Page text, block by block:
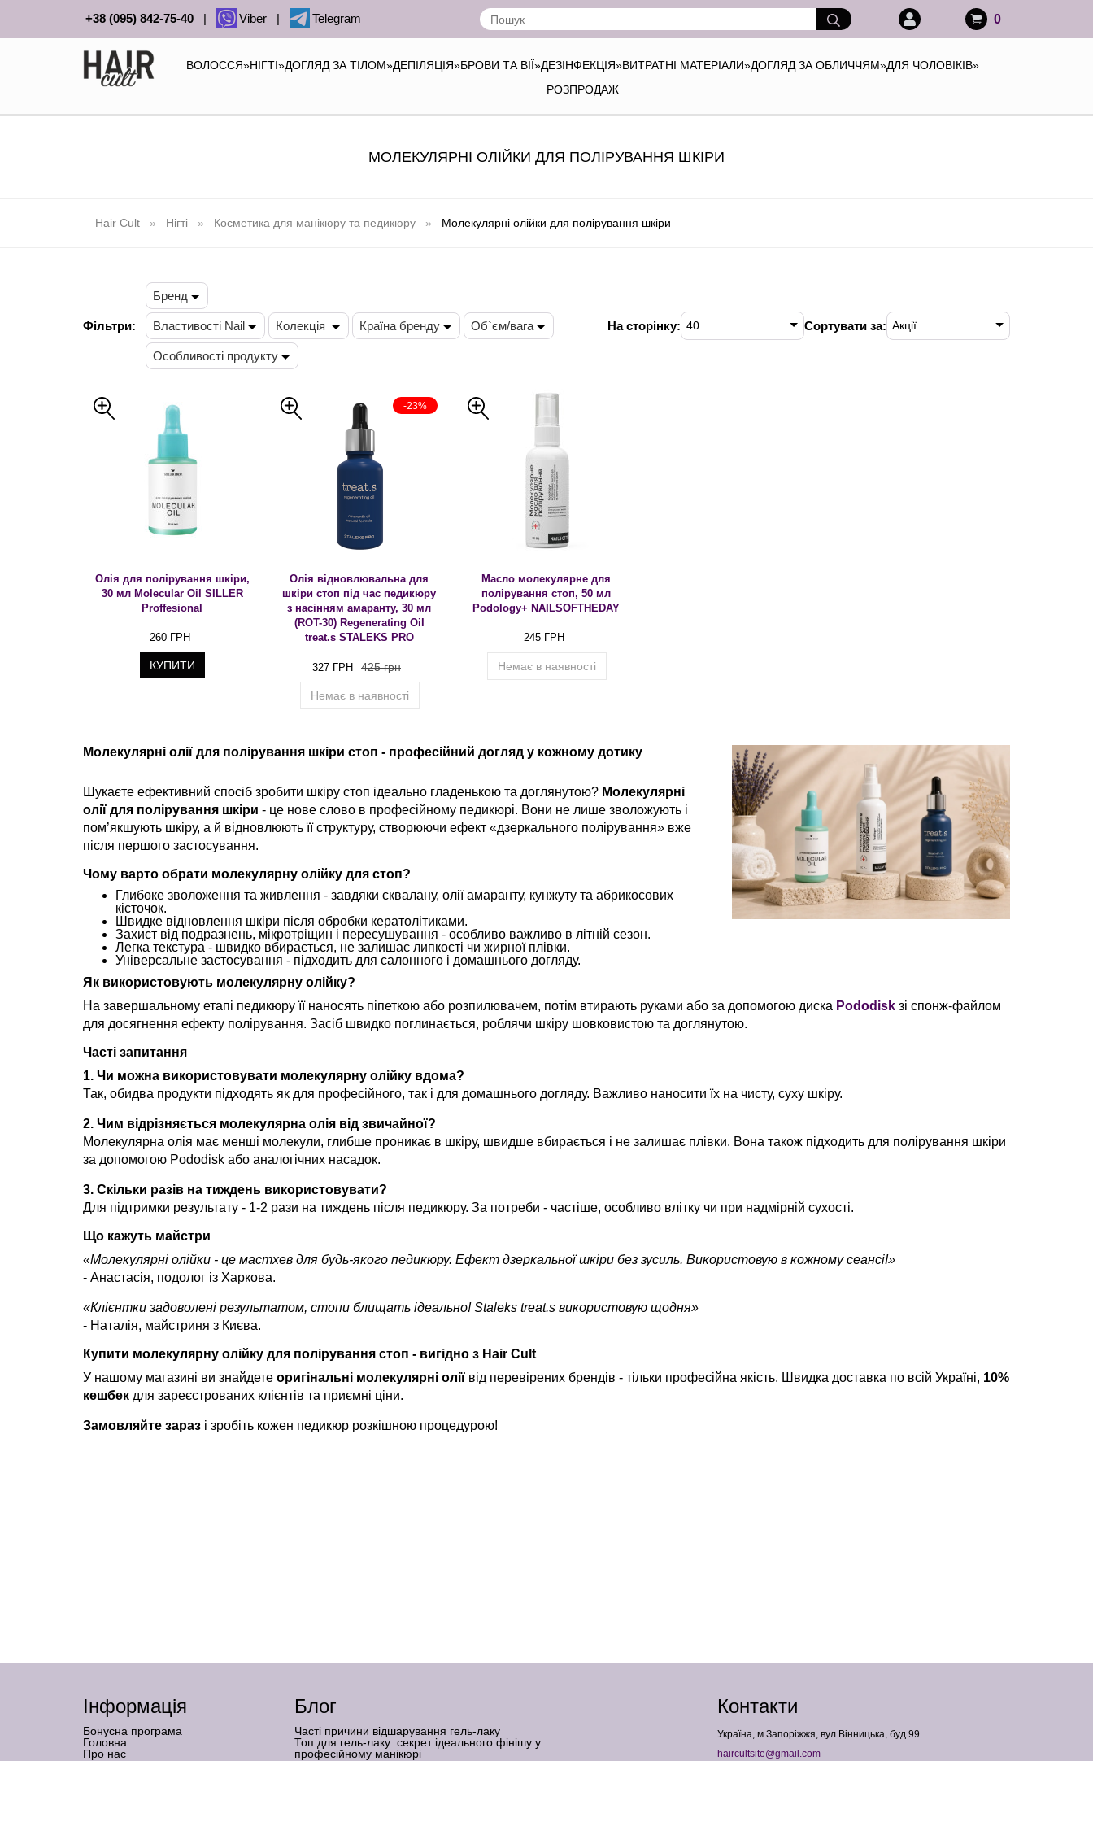
+38 (095) 842-75-40 | Viber | Telegram 0
ВОЛОССЯ»НІГТІ»ДОГЛЯД ЗА ТІЛОМ»ДЕПІЛЯЦІЯ»БРОВИ ТА ВІЇ»ДЕЗІНФЕКЦІЯ»ВИТРАТНІ МАТЕРІАЛИ»ДОГЛЯД ЗА ОБЛИЧЧЯМ»ДЛЯ ЧОЛОВІКІВ»
РОЗПРОДАЖ
МОЛЕКУЛЯРНІ ОЛІЙКИ ДЛЯ ПОЛІРУВАННЯ ШКІРИ
Hair Cult Нігті Косметика для манікюру та педикюру Молекулярні олійки для полірування шкіри
Фільтри:
Бренд
Властивості Nail Колекція Країна бренду Об`єм/вага
Особливості продукту
На сторінку: 40 Сортувати за: Акції
Олія для полірування шкіри,
30 мл Molecular Oil SILLER
Proffesional
260 ГРН
КУПИТИ
-23%
Олія відновлювальна для
шкіри стоп під час педикюру
з насінням амаранту, 30 мл
(ROT-30) Regenerating Oil
treat.s STALEKS PRO
327 ГРН 425 грн
Немає в наявності
Масло молекулярне для
полірування стоп, 50 мл
Podology+ NAILSOFTHEDAY
245 ГРН
Немає в наявності
Молекулярні олії для полірування шкіри стоп - професійний догляд у кожному дотику
Шукаєте ефективний спосіб зробити шкіру стоп ідеально гладенькою та доглянутою? Молекулярні
олії для полірування шкіри - це нове слово в професійному педикюрі. Вони не лише зволожують і
пом’якшують шкіру, а й відновлюють її структуру, створюючи ефект «дзеркального полірування» вже
після першого застосування.
Чому варто обрати молекулярну олійку для стоп?
Глибоке зволоження та живлення - завдяки сквалану, олії амаранту, кунжуту та абрикосових
кісточок.
Швидке відновлення шкіри після обробки кератолітиками.
Захист від подразнень, мікротріщин і пересушування - особливо важливо в літній сезон.
Легка текстура - швидко вбирається, не залишає липкості чи жирної плівки.
Універсальне застосування - підходить для салонного і домашнього догляду.
Як використовують молекулярну олійку?
На завершальному етапі педикюру її наносять піпеткою або розпилювачем, потім втирають руками або за допомогою диска Pododisk зі спонж-файлом
для досягнення ефекту полірування. Засіб швидко поглинається, роблячи шкіру шовковистою та доглянутою.
Часті запитання
1. Чи можна використовувати молекулярну олійку вдома?
Так, обидва продукти підходять як для професійного, так і для домашнього догляду. Важливо наносити їх на чисту, суху шкіру.
2. Чим відрізняється молекулярна олія від звичайної?
Молекулярна олія має менші молекули, глибше проникає в шкіру, швидше вбирається і не залишає плівки. Вона також підходить для полірування шкіри
за допомогою Pododisk або аналогічних насадок.
3. Скільки разів на тиждень використовувати?
Для підтримки результату - 1-2 рази на тиждень після педикюру. За потреби - частіше, особливо влітку чи при надмірній сухості.
Що кажуть майстри
«Молекулярні олійки - це мастхев для будь-якого педикюру. Ефект дзеркальної шкіри без зусиль. Використовую в кожному сеансі!»
- Анастасія, подолог із Харкова.
«Клієнтки задоволені результатом, стопи блищать ідеально! Staleks treat.s використовую щодня»
- Наталія, майстриня з Києва.
Купити молекулярну олійку для полірування стоп - вигідно з Hair Cult
У нашому магазині ви знайдете оригінальні молекулярні олії від перевірених брендів - тільки професійна якість. Швидка доставка по всій Україні, 10%
кешбек для зареєстрованих клієнтів та приємні ціни.
Замовляйте зараз і зробіть кожен педикюр розкішною процедурою!
Інформація
Бонусна програма
Головна
Про нас
Бренди
Блог
Часті причини відшарування гель-лаку
Топ для гель-лаку: секрет ідеального фінішу у
професійному манікюрі
Нарощення на верхні форми: що це таке і для кого
Контакти
Україна, м Запоріжжя, вул.Вінницька, буд.99
haircultsite@gmail.com